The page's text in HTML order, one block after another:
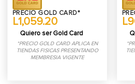
PRECIO GOLD CARD*
L1,059.20
Quiero ser Gold Card
*PRECIO GOLD CARD APLICA EN
TIENDAS FISICAS PRESENTANDO
MEMBRESIA VIGENTE